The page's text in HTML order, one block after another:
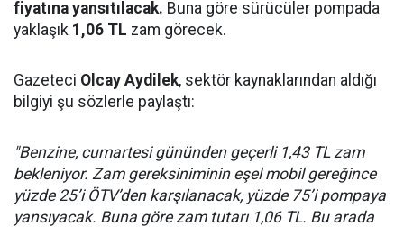
fiyatına yansıtılacak. Buna göre sürücüler pompada
yaklaşık 1,06 TL zam görecek.
Gazeteci Olcay Aydilek, sektör kaynaklarından aldığı
bilgiyi şu sözlerle paylaştı:
"Benzine, cumartesi gününden geçerli 1,43 TL zam
bekleniyor. Zam gereksiniminin eşel mobil gereğince
yüzde 25’i ÖTV’den karşılanacak, yüzde 75’i pompaya
yansıyacak. Buna göre zam tutarı 1,06 TL. Bu arada